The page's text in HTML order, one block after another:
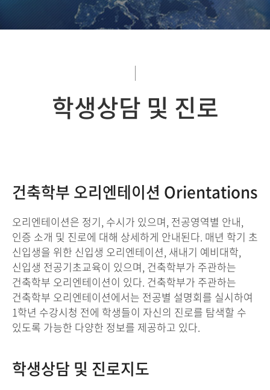
학생상담 및 진로
건축학부 오리엔테이션 Orientations
오리엔테이션은 정기, 수시가 있으며, 전공영역별 안내,
인증 소개 및 진로에 대해 상세하게 안내된다. 매년 학기 초
신입생을 위한 신입생 오리엔테이션, 새내기 예비대학,
신입생 전공기초교육이 있으며, 건축학부가 주관하는
건축학부 오리엔테이션이 있다. 건축학부가 주관하는
건축학부 오리엔테이션에서는 전공별 설명회를 실시하여
1학년 수강시청 전에 학생들이 자신의 진로를 탐색할 수
있도록 가능한 다양한 정보를 제공하고 있다.
학생상담 및 진로지도